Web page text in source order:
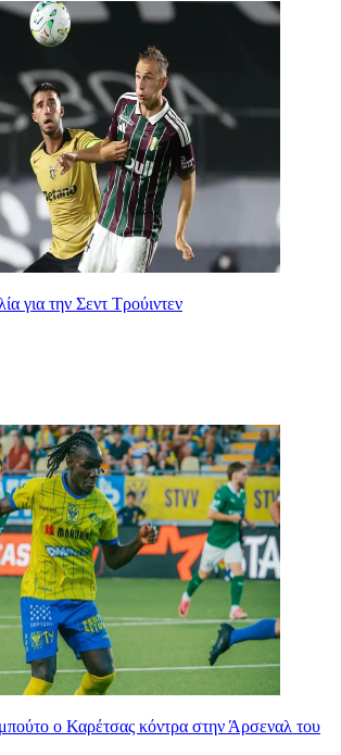
για την Σεντ Τρούιντεν
ο Καρέτσας κόντρα στην Άρσεναλ του